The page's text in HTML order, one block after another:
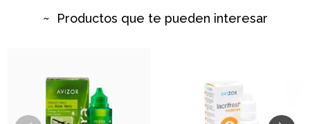
Productos que te pueden interesar